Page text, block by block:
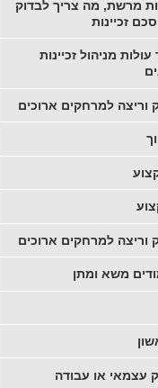
מרשת, מה צריך לבדוק
זכיינות
מניהול זכיינות
וריצה למרחקים ארוכים
וריצה למרחקים ארוכים
משא ומתן
עצמאי או עבודה